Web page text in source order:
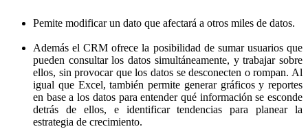
Pemite modificar un dato que afectará a otros miles de datos.
Además el CRM ofrece la posibilidad de sumar usuarios que
pueden consultar los datos simultáneamente, y trabajar sobre
ellos, sin provocar que los datos se desconecten o rompan. Al
igual que Excel, también permite generar gráficos y reportes
en base a los datos para entender qué información se esconde
detrás de ellos, e identificar tendencias para planear la
estrategia de crecimiento.